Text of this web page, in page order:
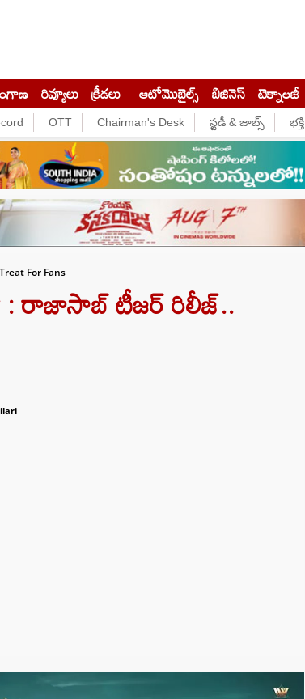
రివ్యూలు క్రీడలు ఆటోమొబైల్స్ బిజినెస్‌ టెక్నాలజీ
OTT Chairman's Desk స్టడీ & జాబ్స్ భక్తి
For Fans
: రాజాసాబ్ టీజర్ రిలీజ్..